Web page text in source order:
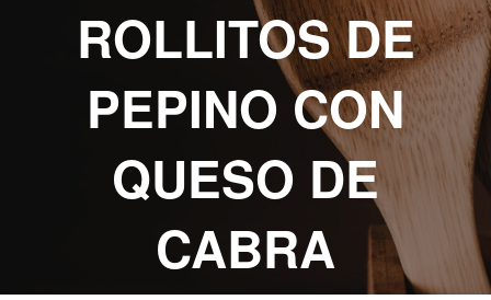
RECETAS
ESCRITAS
VIDEO
RECETAS
KIDS
ROLLITOS DE
PEPINO CON
QUESO DE
CABRA